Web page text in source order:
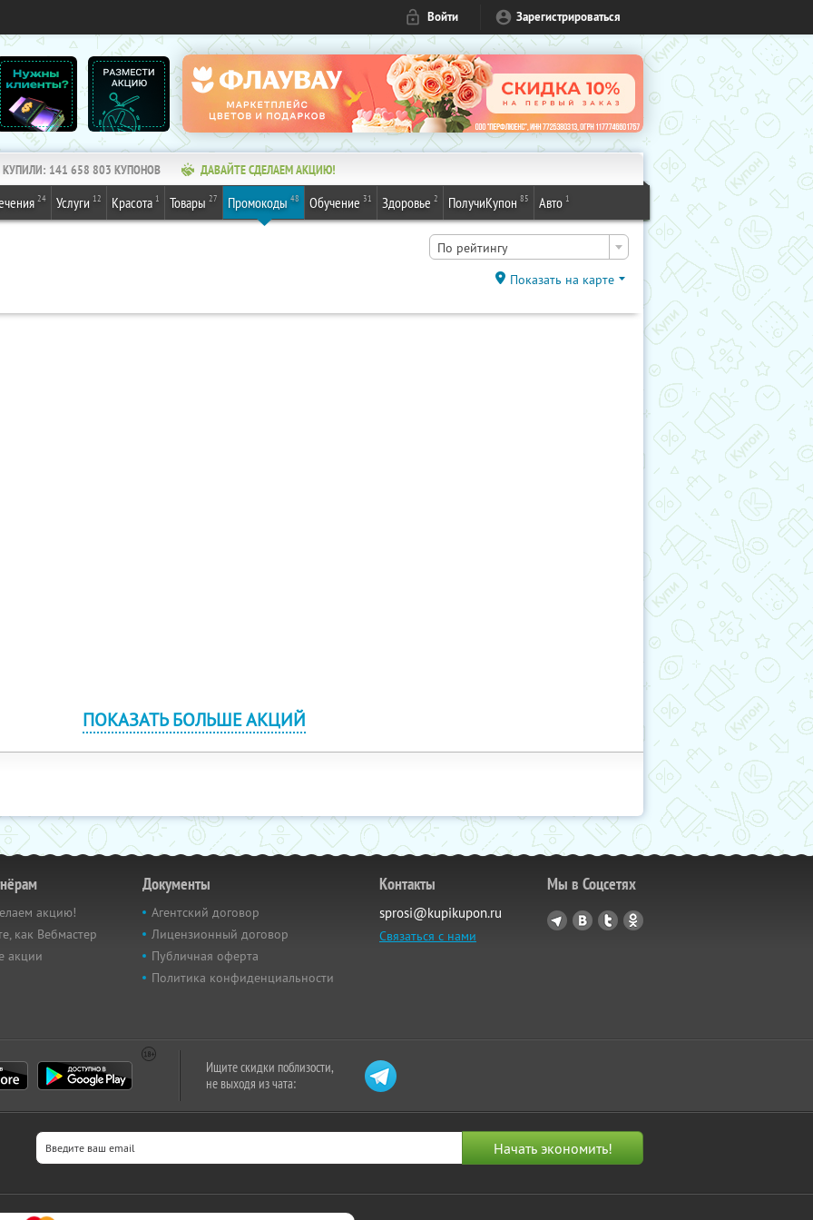
Войти Зарегистрироваться
КУПИЛИ: 141 658 803 КУПОНОВ ДАВАЙТЕ СДЕЛАЕМ АКЦИЮ!
24 Услуги 12 Красота 1 Товары 27 Промокоды 48 Обучение 31 Здоровье 2 ПолучиКупон 85 Авто 1
По рейтингу
Показать на карте
ПОКАЗАТЬ БОЛЬШЕ АКЦИЙ
акцию!
как Вебмастер
акции
Документы
Агентский договор
Лицензионный договор
Публичная оферта
Политика конфиденциальности
Контакты
sprosi@kupikupon.ru
Связаться с нами
Мы в Соцсетях
Ищите скидки поблизости,
не выходя из чата: